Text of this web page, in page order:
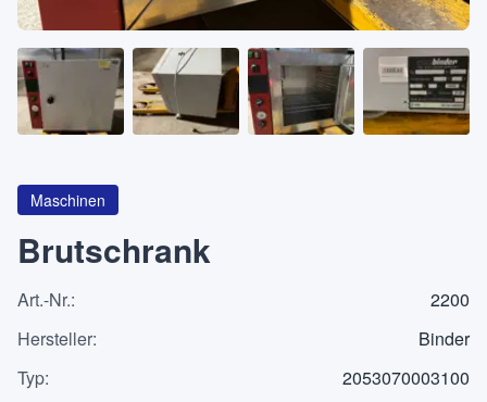
KATEGORIEN
Maschinen
Pumpen
Behälter
Anfrageliste
Maschinen
Brutschrank
Art.-Nr.:
2200
Hersteller:
Binder
Typ:
2053070003100